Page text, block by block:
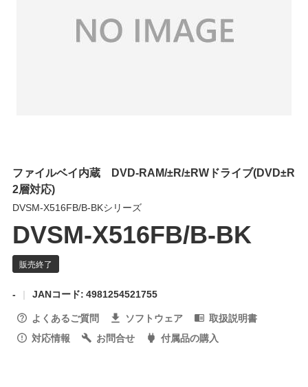
ファイルベイ内蔵 DVD-RAM/±R/±RWドライブ(DVD±R
2層対応)
DVSM-X516FB/B-BKシリーズ
DVSM-X516FB/B-BK
-
JANコード: 4981254521755
よくあるご質問
ソフトウェア
取扱説明書
対応情報
お問合せ 付属品の購入